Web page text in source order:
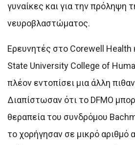
γυναίκες και για την πρόληψη
νευροβλαστώματος.
Ερευνητές στο Corewell Health
State University College of
πλέον εντοπίσει μια άλλη
Διαπίστωσαν ότι το DFMO
θεραπεία του συνδρόμου
το χορήγησαν σε μικρό